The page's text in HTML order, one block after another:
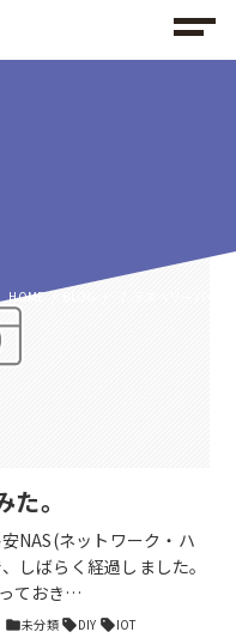
HOME
。
NAS(ネットワーク・ハ
しばらく経過しました。
ておき…
folder未分類 sellDIY sellIOT